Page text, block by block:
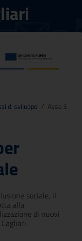
di sviluppo / Asse 3
sociale, il
alla
di nuovi